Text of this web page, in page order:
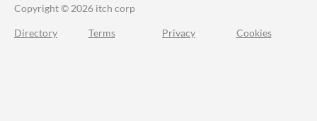
Copyright © 2026 itch corp
Directory Terms Privacy Cookies